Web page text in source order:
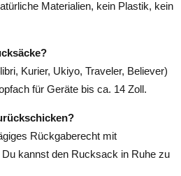
Materialien, kein Plastik, kein
Kurier, Ukiyo, Traveler, Believer)
für Geräte bis ca. 14 Zoll.
Rückgaberecht mit
kannst den Rucksack in Ruhe zu